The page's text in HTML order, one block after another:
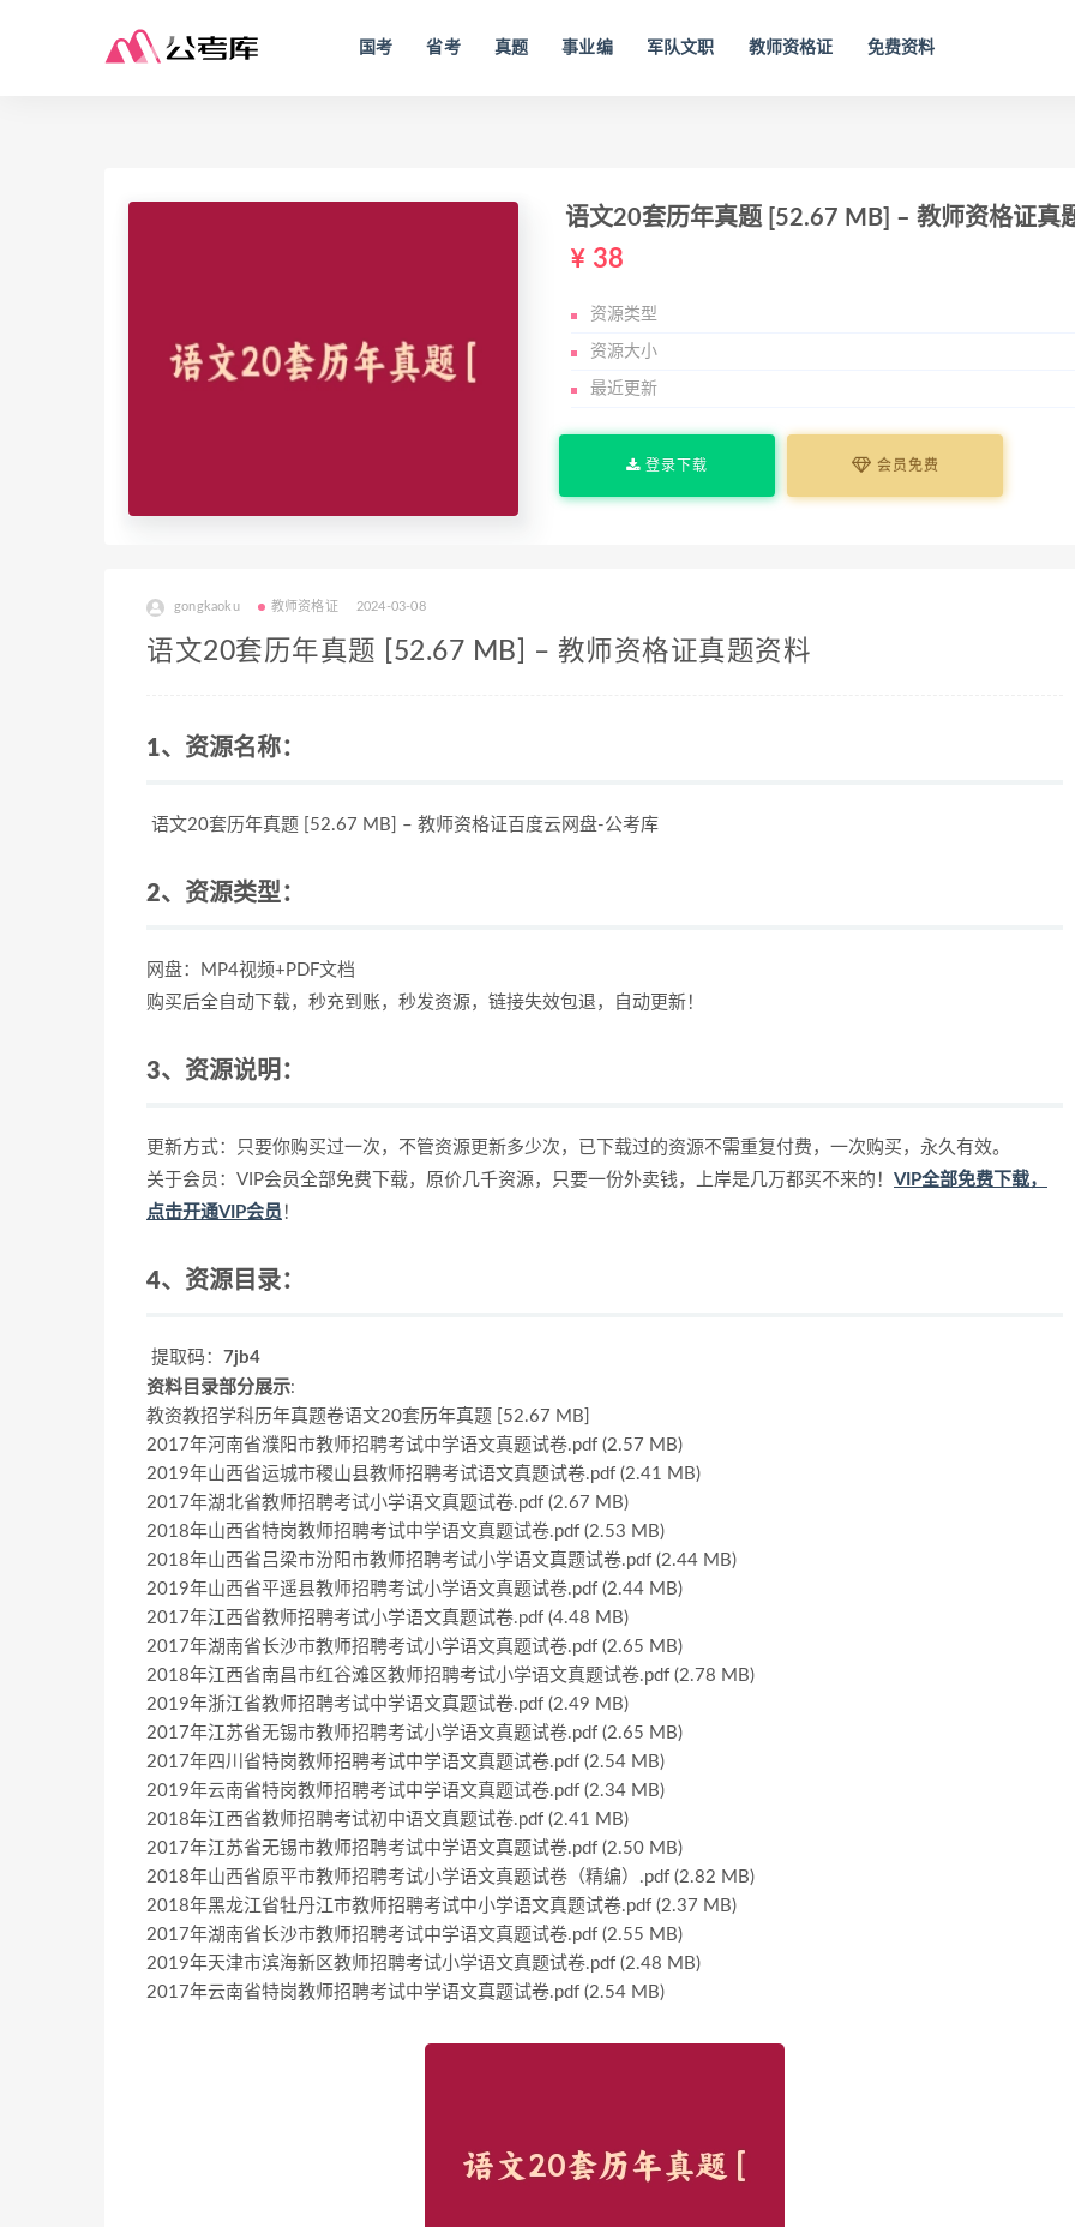
国考 省考 真题 事业编 军队文职 教师资格证 免费资料
语文20套历年真题 [52.67 MB] – 教师资格证真
38
资源类型
资源大小
最近更新
登录下载 会员免费
gongkaoku 教师资格证 2024-03-08
语文20套历年真题 [52.67 MB] – 教师资格证真题资料
1、资源名称：
语文20套历年真题 [52.67 MB] – 教师资格证百度云网盘-公考库
2、资源类型：
网盘：MP4视频+PDF文档
购买后全自动下载，秒充到账，秒发资源，链接失效包退，自动更新！
3、资源说明：
更新方式：只要你购买过一次，不管资源更新多少次，已下载过的资源不需重复付费，一次购买，永久有效。
关于会员：VIP会员全部免费下载，原价几千资源，只要一份外卖钱，上岸是几万都买不来的！ VIP全部免费下载，
点击开通VIP会员 ！
4、资源目录：
提取码： 7jb4
资料目录部分展示:
教资教招学科历年真题卷语文20套历年真题 [52.67 MB]
2017年河南省濮阳市教师招聘考试中学语文真题试卷.pdf (2.57 MB)
2019年山西省运城市稷山县教师招聘考试语文真题试卷.pdf (2.41 MB)
2017年湖北省教师招聘考试小学语文真题试卷.pdf (2.67 MB)
2018年山西省特岗教师招聘考试中学语文真题试卷.pdf (2.53 MB)
2018年山西省吕梁市汾阳市教师招聘考试小学语文真题试卷.pdf (2.44 MB)
2019年山西省平遥县教师招聘考试小学语文真题试卷.pdf (2.44 MB)
2017年江西省教师招聘考试小学语文真题试卷.pdf (4.48 MB)
2017年湖南省长沙市教师招聘考试小学语文真题试卷.pdf (2.65 MB)
2018年江西省南昌市红谷滩区教师招聘考试小学语文真题试卷.pdf (2.78 MB)
2019年浙江省教师招聘考试中学语文真题试卷.pdf (2.49 MB)
2017年江苏省无锡市教师招聘考试小学语文真题试卷.pdf (2.65 MB)
2017年四川省特岗教师招聘考试中学语文真题试卷.pdf (2.54 MB)
2019年云南省特岗教师招聘考试中学语文真题试卷.pdf (2.34 MB)
2018年江西省教师招聘考试初中语文真题试卷.pdf (2.41 MB)
2017年江苏省无锡市教师招聘考试中学语文真题试卷.pdf (2.50 MB)
2018年山西省原平市教师招聘考试小学语文真题试卷（精编）.pdf (2.82 MB)
2018年黑龙江省牡丹江市教师招聘考试中小学语文真题试卷.pdf (2.37 MB)
2017年湖南省长沙市教师招聘考试中学语文真题试卷.pdf (2.55 MB)
2019年天津市滨海新区教师招聘考试小学语文真题试卷.pdf (2.48 MB)
2017年云南省特岗教师招聘考试中学语文真题试卷.pdf (2.54 MB)